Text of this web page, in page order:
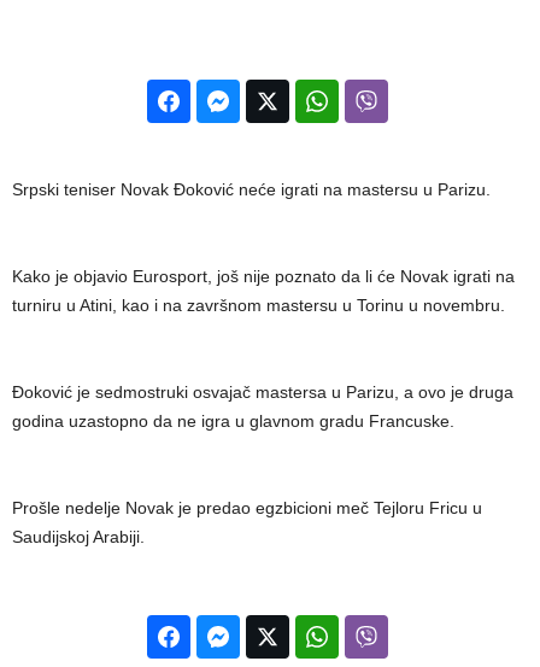
Srpski teniser Novak Đoković neće igrati na mastersu u Parizu.
Kako je objavio Eurosport, još nije poznato da li će Novak igrati na
turniru u Atini, kao i na završnom mastersu u Torinu u novembru.
Đoković je sedmostruki osvajač mastersa u Parizu, a ovo je druga
godina uzastopno da ne igra u glavnom gradu Francuske.
Prošle nedelje Novak je predao egzbicioni meč Tejloru Fricu u
Saudijskoj Arabiji.